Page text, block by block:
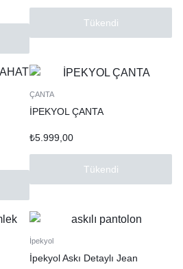
Tükendi
ÇANTA
İPEKYOL ÇANTA
₺5.999,00
Tükendi
İpekyol
İpekyol Askı Detaylı Jean